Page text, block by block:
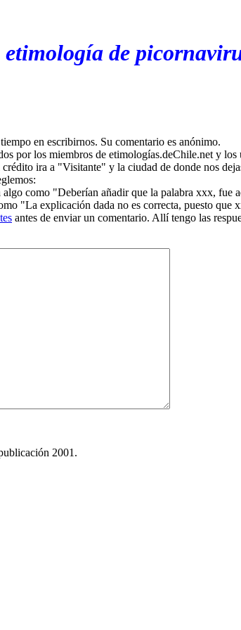
de
en escribirnos. Su comentario es anónimo.
por los miembros de etimologías.deChile.net y
ira a "Visitante" y la ciudad de donde nos
como "Deberían añadir que la palabra xxx, fue
"La explicación dada no es correcta, puesto que
antes de enviar un comentario. Allí tengo las
2001.